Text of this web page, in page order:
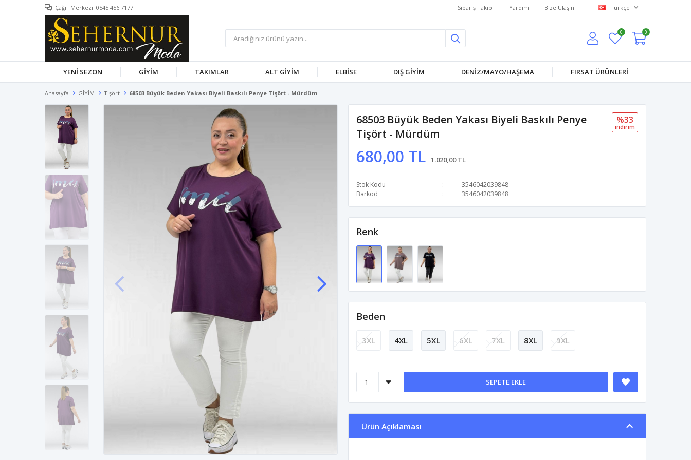
Çağrı Merkezi: 0545 456 7177 Sipariş Takibi Yardım Bize Ulaşın Türkçe
0 0
YENİ SEZON GİYİM TAKIMLAR ALT GİYİM ELBİSE DIŞ GİYİM DENİZ/MAYO/HAŞEMA FIRSAT ÜRÜNLERİ
Anasayfa GİYİM Tişört 68503 Büyük Beden Yakası Biyeli Baskılı Penye Tişört - Mürdüm
68503 Büyük Beden Yakası Biyeli Baskılı Penye
Tişört - Mürdüm
680,00 TL 1.020,00 TL
%33
i̇ndi̇ri̇m
Stok Kodu
3546042039848
Barkod
3546042039848
Renk
Beden
3XL 4XL 5XL 6XL 7XL 8XL 9XL
SEPETE EKLE
Ürün Açıklaması